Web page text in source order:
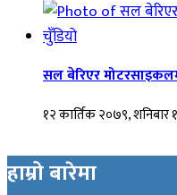
सल बेरिएर
१२ कार्तिक २०७९, शनिबार
हाम्रो बारेमा